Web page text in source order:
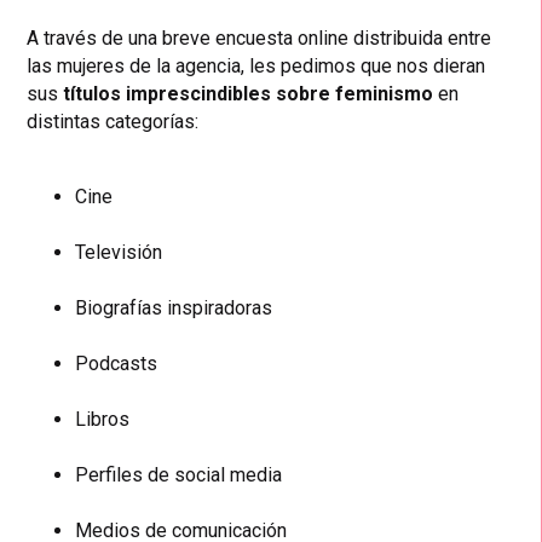
A través de una breve encuesta online distribuida entre
las mujeres de la agencia, les pedimos que nos dieran
sustítulos imprescindibles sobre feminismo en
distintas categorías:
Cine
Televisión
Biografías inspiradoras
Podcasts
Libros
Perfiles de social media
Medios de comunicación